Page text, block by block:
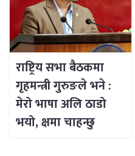
राष्ट्रिय सभा बैठकमा
गृहमन्त्री गुरुङले भने :
मेरो भाषा अलि ठाडो
भयो, क्षमा चाहन्छु